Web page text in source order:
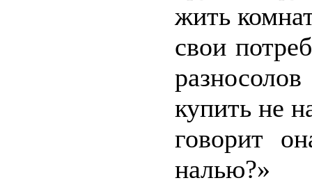
жить
свои
купить не
говорит
налью?»